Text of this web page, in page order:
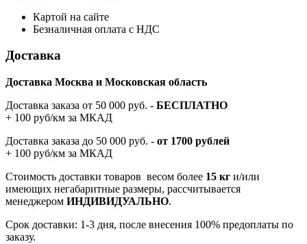
Картой на сайте
Безналичная оплата с НДС
Доставка
Доставка Москва и Московская область
Доставка заказа от 50 000 руб. - БЕСПЛАТНО
+ 100 руб/км за МКАД
Доставка заказа до 50 000 руб. - от 1700 рублей
+ 100 руб/км за МКАД
Стоимость доставки товаров весом более 15 кг и/или
имеющих негабаритные размеры, рассчитывается
менеджером ИНДИВИДУАЛЬНО.
Срок доставки: 1-3 дня, после внесения 100% предоплаты по
заказу.